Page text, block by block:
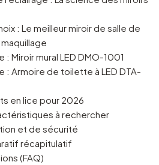
: Le meilleur miroir de salle de
maquillage
Miroir mural LED DMO-1001
: Armoire de toilette à LED DTA-
en lice pour 2026
à rechercher
et de sécurité
récapitulatif
(FAQ)